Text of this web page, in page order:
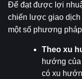
Để đạt được lợi
chiến lược giao dịch
một số phương
Theo xu
hướng
có xu